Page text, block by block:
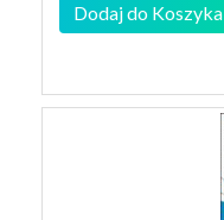
Dodaj do Koszyka